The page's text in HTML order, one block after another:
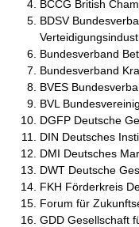
BCCG British
BDSV
Bundesverband
Bundesverband
BVES
BVL
DGFP Deutsche
DIN Deutsches
DMI Deutsches
DWT Deutsche
FKH Förderkreis
Forum für
GDD Gesellschaft